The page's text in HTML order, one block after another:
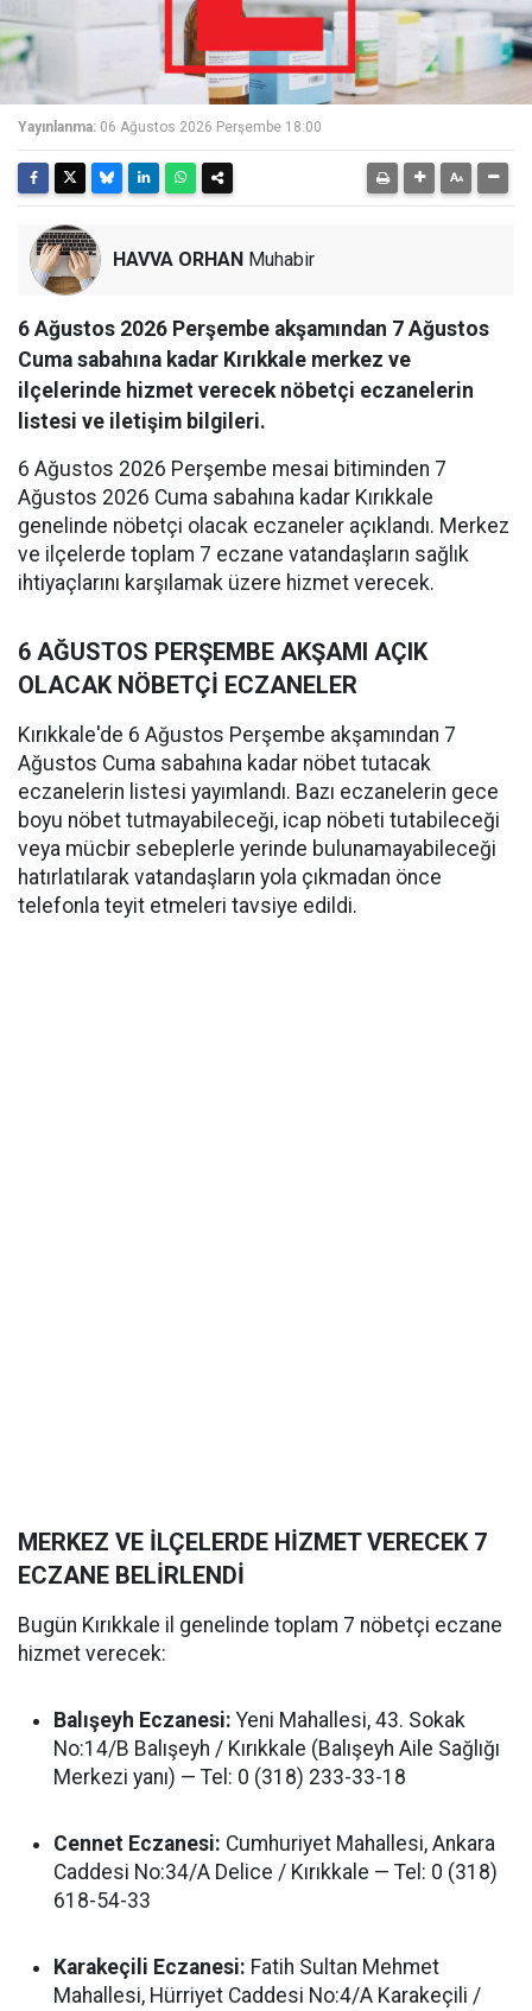
Yayınlanma: 06 Ağustos 2026 Perşembe 18:00
HAVVA ORHAN Muhabir
6 Ağustos 2026 Perşembe akşamından 7 Ağustos
Cuma sabahına kadar Kırıkkale merkez ve
ilçelerinde hizmet verecek nöbetçi eczanelerin
listesi ve iletişim bilgileri.
6 Ağustos 2026 Perşembe mesai bitiminden 7
Ağustos 2026 Cuma sabahına kadar Kırıkkale
genelinde nöbetçi olacak eczaneler açıklandı. Merkez
ve ilçelerde toplam 7 eczane vatandaşların sağlık
ihtiyaçlarını karşılamak üzere hizmet verecek.
6 AĞUSTOS PERŞEMBE AKŞAMI AÇIK
OLACAK NÖBETÇİ ECZANELER
Kırıkkale'de 6 Ağustos Perşembe akşamından 7
Ağustos Cuma sabahına kadar nöbet tutacak
eczanelerin listesi yayımlandı. Bazı eczanelerin gece
boyu nöbet tutmayabileceği, icap nöbeti tutabileceği
veya mücbir sebeplerle yerinde bulunamayabileceği
hatırlatılarak vatandaşların yola çıkmadan önce
telefonla teyit etmeleri tavsiye edildi.
MERKEZ VE İLÇELERDE HİZMET VERECEK 7
ECZANE BELİRLENDİ
Bugün Kırıkkale il genelinde toplam 7 nöbetçi eczane
hizmet verecek:
Balışeyh Eczanesi: Yeni Mahallesi, 43. Sokak
No:14/B Balışeyh / Kırıkkale (Balışeyh Aile Sağlığı
Merkezi yanı) — Tel: 0 (318) 233-33-18
Cennet Eczanesi: Cumhuriyet Mahallesi, Ankara
Caddesi No:34/A Delice / Kırıkkale — Tel: 0 (318)
618-54-33
Karakeçili Eczanesi: Fatih Sultan Mehmet
Mahallesi, Hürriyet Caddesi No:4/A Karakeçili /